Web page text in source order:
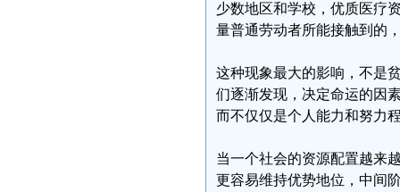
少数地区和学校，优质医疗
量普通劳动者所能接触到的
这种现象最大的影响，不是
们逐渐发现，决定命运的因
而不仅仅是个人能力和努力
当一个社会的资源配置越来
更容易维持优势地位，中间